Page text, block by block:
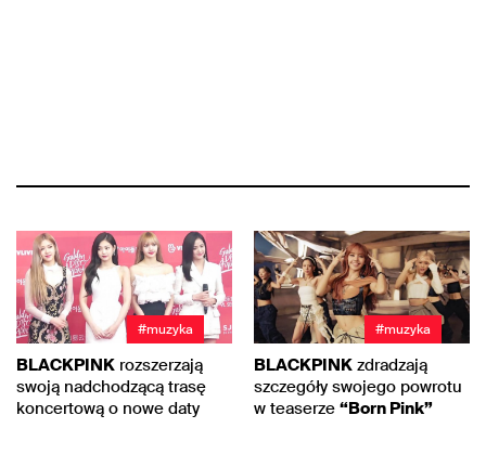
#muzyka
BLACKPINK rozszerzają
swoją nadchodzącą trasę
koncertową o nowe daty
#muzyka
BLACKPINK zdradzają
szczegóły swojego powrotu
w teaserze “Born Pink”